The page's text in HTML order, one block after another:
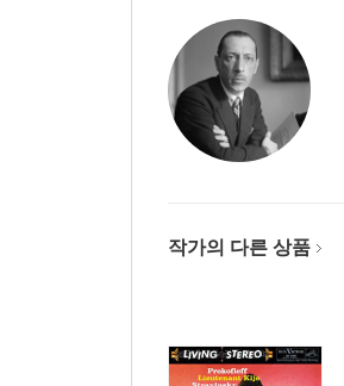
작가의 다른 상품